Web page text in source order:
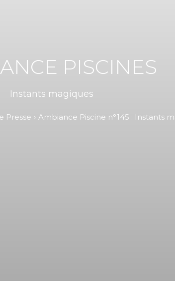
PISCINES
Instants magiques
Presse Ambiance Piscine n°145 : Instants